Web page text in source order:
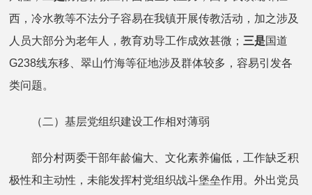
西，冷水教等不法分子容易在我镇开展传教活动，加之涉及
人员大部分为老年人，教育劝导工作成效甚微； 三是国道
G238线东移、翠山竹海等征地涉及群体较多，容易引发各
类问题。
（二）基层党组织建设工作相对薄弱
部分村两委干部年龄偏大、文化素养偏低，工作缺乏积
极性和主动性，未能发挥村党组织战斗堡垒作用。外出党员